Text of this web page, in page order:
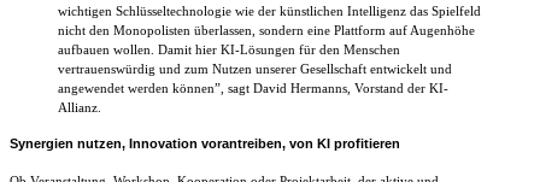
wichtigen Schlüsseltechnologie wie der künstlichen Intelligenz das Spielfeld
nicht den Monopolisten überlassen, sondern eine Plattform auf Augenhöhe
aufbauen wollen. Damit hier KI-Lösungen für den Menschen
vertrauenswürdig und zum Nutzen unserer Gesellschaft entwickelt und
angewendet werden können”, sagt David Hermanns, Vorstand der KI-
Allianz.
Synergien nutzen, Innovation vorantreiben, von KI profitieren